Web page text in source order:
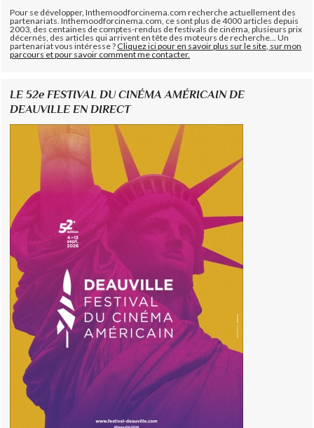
Pour se développer, Inthemoodforcinema.com recherche actuellement des
partenariats. Inthemoodforcinema.com, ce sont plus de 4000 articles depuis
2003, des centaines de comptes-rendus de festivals de cinéma, plusieurs prix
décernés, des articles qui arrivent en tête des moteurs de recherche... Un
partenariat vous intéresse ?Cliquez ici pour en savoir plus sur le site, sur mon
parcours et pour savoir comment me contacter.
LE 52e FESTIVAL DU CINÉMA AMÉRICAIN DE
DEAUVILLE EN DIRECT